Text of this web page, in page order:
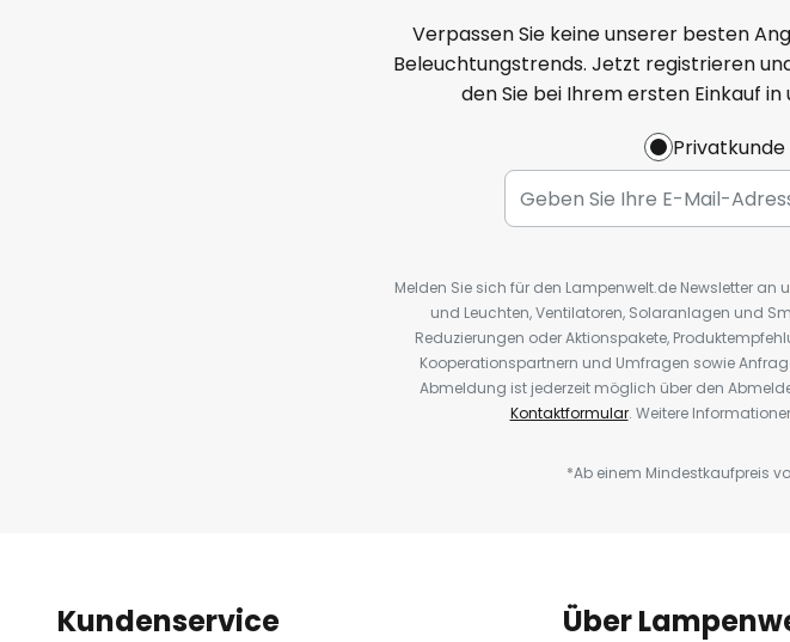
Verpassen Sie keine unserer besten
Beleuchtungstrends. Jetzt registrieren
den Sie bei Ihrem ersten Einkauf
Privatkunde
Melden Sie sich für den Lampenwelt.de Newsletter
und Leuchten, Ventilatoren, Solaranlagen und
Reduzierungen oder Aktionspakete,
Kooperationspartnern und Umfragen sowie
Abmeldung ist jederzeit möglich über den
Kontaktformular. Weitere
*Ab einem Mindestkaufpreis
Kundenservice Über